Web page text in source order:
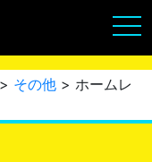
> その他 > ホームレ